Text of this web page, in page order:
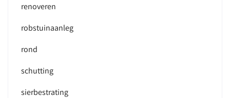
renoveren
robstuinaanleg
rond
schutting
sierbestrating